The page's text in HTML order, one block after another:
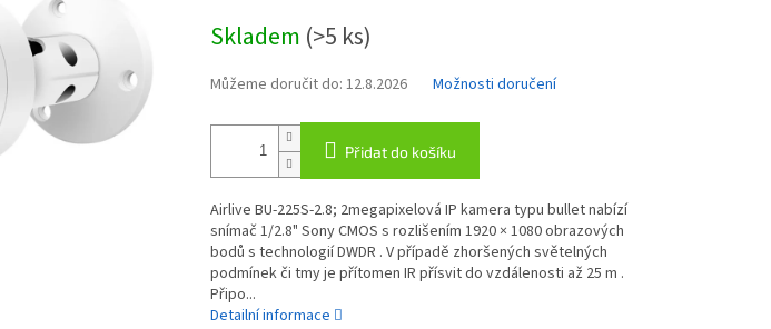
cena:
Skladem (>5 ks)
Můžeme doručit do: 12.8.2026 Možnosti doručení
Přidat do košíku
Airlive BU-225S-2.8; 2megapixelová IP kamera typu bullet nabízí
snímač 1/2.8" Sony CMOS s rozlišením 1920 × 1080 obrazových
bodů s technologií DWDR . V případě zhoršených světelných
podmínek či tmy je přítomen IR přísvit do vzdálenosti až 25 m .
Připo...
Detailní informace